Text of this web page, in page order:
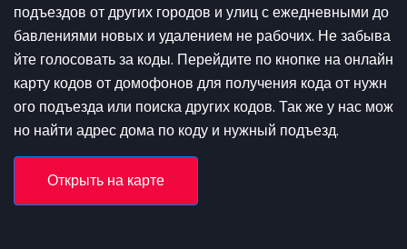
подъездов от других городов и улиц с ежедневными до
бавлениями новых и удалением не рабочих. Не забыва
йте голосовать за коды. Перейдите по кнопке на онлайн
карту кодов от домофонов для получения кода от нужн
ого подъезда или поиска других кодов. Так же у нас мож
но найти адрес дома по коду и нужный подъезд.
Открыть на карте